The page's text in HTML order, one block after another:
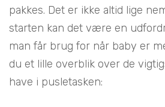
pakkes. Det er ikke altid lige
starten kan det være en
man får brug for når baby er
du et lille overblik over de
have i pusletasken: